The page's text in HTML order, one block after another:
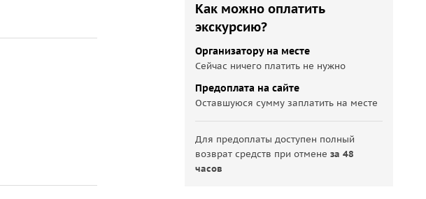
Как можно оплатить
экскурсию?
Организатору на месте
Сейчас ничего платить не нужно
Предоплата на сайте
Оставшуюся сумму заплатить на месте
Для предоплаты доступен полный
возврат средств при отменеза 48
часов